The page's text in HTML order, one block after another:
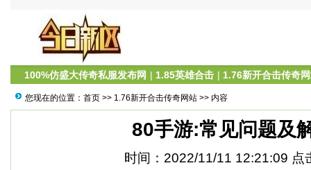
100%仿盛大传奇私服发布网 | 1.85英雄合击 | 1.76新开合击传奇
您现在的位置： 首页 >> 1.76新开合击传奇网站 >> 内容
80手游:常见问题及
时间：2022/11/11 12:21:09 点